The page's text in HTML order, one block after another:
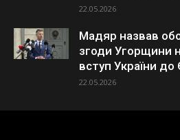
22.05.2026
Мадяр назвав
згоди Угорщини
вступ України
22.05.2026